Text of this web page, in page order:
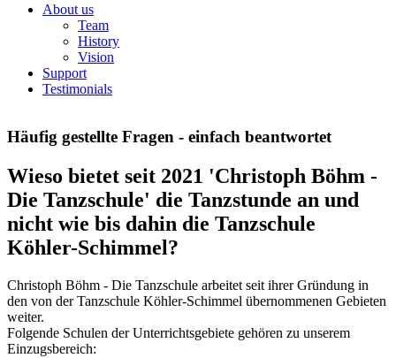
About us
Team
History
Vision
Support
Testimonials
Häufig gestellte Fragen - einfach beantwortet
Wieso bietet seit 2021 'Christoph Böhm -
Die Tanzschule' die Tanzstunde an und
nicht wie bis dahin die Tanzschule
Köhler-Schimmel?
Christoph Böhm - Die Tanzschule arbeitet seit ihrer Gründung in
den von der Tanzschule Köhler-Schimmel übernommenen Gebieten
weiter.
Folgende Schulen der Unterrichtsgebiete gehören zu unserem
Einzugsbereich: